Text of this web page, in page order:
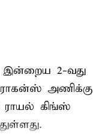
இன்றைய 2-வது
அணிக்கு
கிங்ஸ்